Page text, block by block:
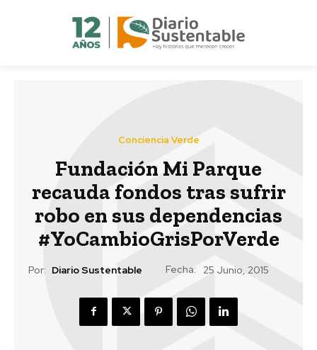
Conciencia Verde
Fundación Mi Parque
recauda fondos tras sufrir
robo en sus dependencias
#‎YoCambioGrisPorVerde
Por: Diario Sustentable Fecha: 25 Junio, 2015